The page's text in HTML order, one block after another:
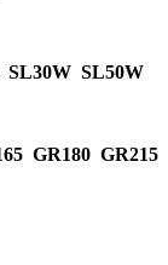
SL30W SL50W
GR180 GR215